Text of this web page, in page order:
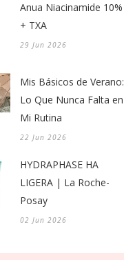
Anua Niacinamide 10%
+ TXA
29 Jun 2026
Mis Básicos de Verano:
Lo Que Nunca Falta en
Mi Rutina
22 Jun 2026
HYDRAPHASE HA
LIGERA | La Roche-
Posay
02 Jun 2026